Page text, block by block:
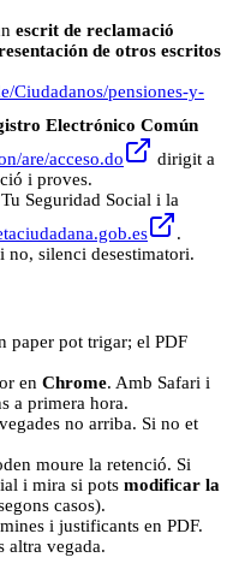
escrit de reclamació
de otros escritos
Ciudadanos/pensiones-y-
Electrónico Común
are/acceso.do
dirigit a
i proves.
Seguridad Social i la
.
no, silenci desestimatori.
paper pot trigar; el PDF
en Chrome. Amb Safari i
a primera hora.
no arriba. Si no et
moure la retenció. Si
i mira si pots modificar la
casos).
i justificants en PDF.
altra vegada.